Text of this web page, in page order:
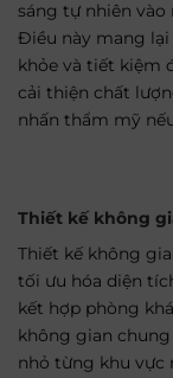
sáng tự nhiên
Điều này mang
khỏe và tiết kiệm
cải thiện chất
nhấn thẩm mỹ
Thiết kế không
Thiết kế không
tối ưu hóa diện
kết hợp phòng
không gian
nhỏ từng khu vực